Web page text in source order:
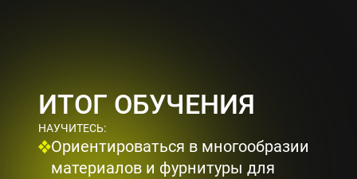
ИТОГ ОБУЧЕНИЯ
НАУЧИТЕСЬ:
Ориентироваться в многообразии
материалов и фурнитуры для